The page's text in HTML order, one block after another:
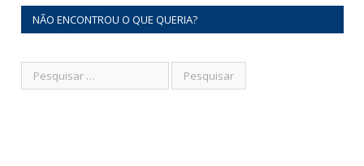
NÃO ENCONTROU O QUE QUERIA?